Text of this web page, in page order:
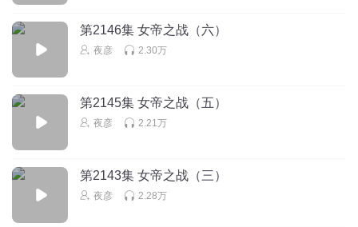
第2146集 女帝之战（六）
夜彦 2.30万
第2145集 女帝之战（五）
夜彦 2.21万
第2143集 女帝之战（三）
夜彦 2.28万